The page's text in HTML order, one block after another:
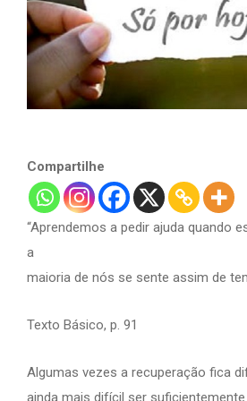
Compartilhe
“Aprendemos a pedir ajuda quando
a
maioria de nós se sente assim de
Texto Básico, p. 91
Algumas vezes a recuperação fica
ainda mais difícil ser